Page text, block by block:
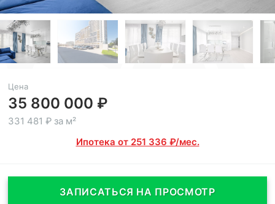
Цена
35 800 000 ₽
331 481 ₽ за м²
Ипотека от 251 336 ₽/мес.
ЗАПИСАТЬСЯ НА ПРОСМОТР